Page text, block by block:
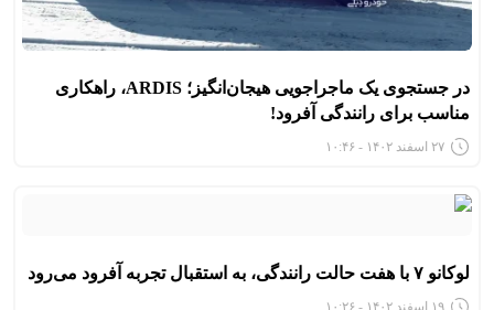
در جستجوی یک ماجراجویی هیجان‌انگیز؛ ARDIS، راهکاری
مناسب برای رانندگی آفرود!
۲۷ اسفند ۱۴۰۲ - ۱۰:۴۶
لوکانو ۷ با هفت حالت رانندگی، به استقبال تجربه آفرود می‌رود
۱۹ اسفند ۱۴۰۲ - ۱۰:۲۶